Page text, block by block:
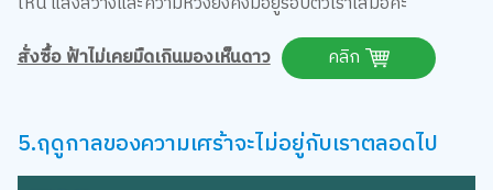
สั่งซื้อ ฟ้าไม่เคยมืดเกินมองเห็นดาว
คลิก